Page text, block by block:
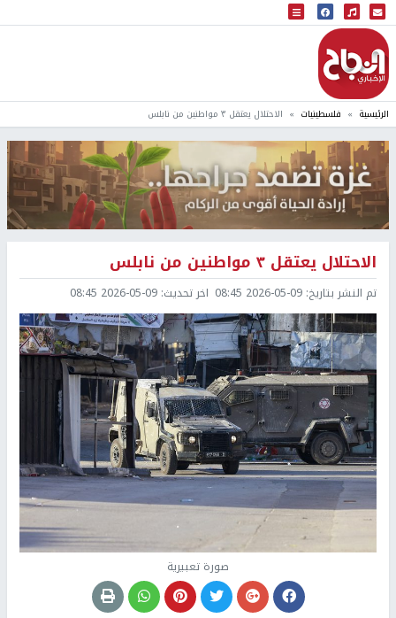
البث المباشر
إذاعة النجاح
الرئيسية فلسطينيات الاحتلال يعتقل ٣ مواطنين من نابلس
الاحتلال يعتقل ٣ مواطنين من نابلس
تم النشر بتاريخ: 2026-05-09 08:45 اخر تحديث: 2026-05-09 08:45
صورة تعبيرية